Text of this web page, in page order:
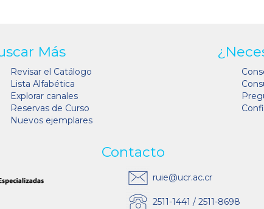
Más
Revisar el Catálogo
Lista Alfabética
Explorar canales
Reservas de Curso
Nuevos ejemplares
Contacto
ruie@ucr.ac.cr
2511-1441 / 2511-8698